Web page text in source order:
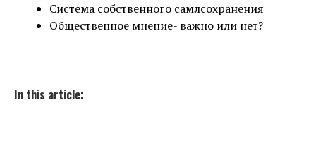
Система собственного самлсохранения
Общественное мнение- важно или нет?
In this article: